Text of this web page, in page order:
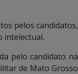
pelos candidatos,
intelectual.
pelo candidato na
de Mato Grosso